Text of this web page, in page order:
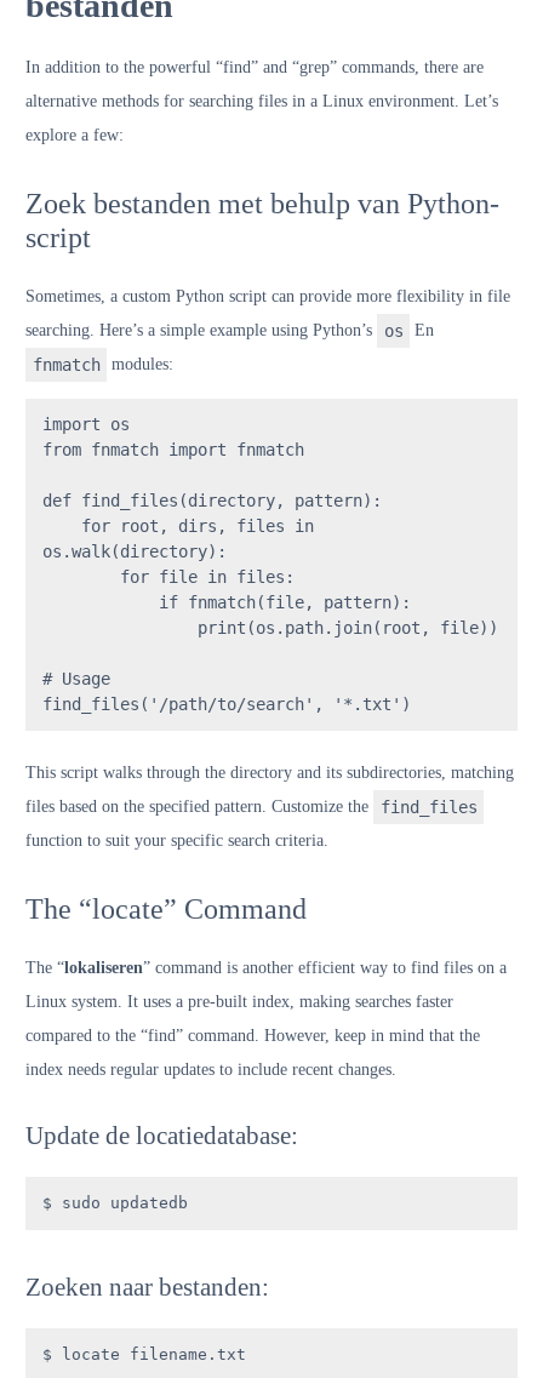
In addition to the powerful “find” and “grep” commands, there are
alternative methods for searching files in a Linux environment. Let’s
explore a few:
Zoek bestanden met behulp van Python-
script
Sometimes, a custom Python script can provide more flexibility in file
searching. Here’s a simple example using Python’s
os En
fnmatch modules:
import
from fnmatch import fnmatch
def find_files (directory, pattern):
for root, dirs, files in
os.walk(directory):
for file in files:
if fnmatch(file, pattern):
print (os.path.join(root, file))
# Usage
find_files( '/path/to/search' , '*.txt' )
This script walks through the directory and its subdirectories, matching
files based on the specified pattern. Customize the
find_files
function to suit your specific search criteria.
The “locate” Command
The “lokaliseren” command is another efficient way to find files on a
Linux system. It uses a pre-built index, making searches faster
compared to the “find” command. However, keep in mind that the
index needs regular updates to include recent changes.
Update de locatiedatabase:
$ sudo updatedb
Zoeken naar bestanden:
$ locate filename.txt